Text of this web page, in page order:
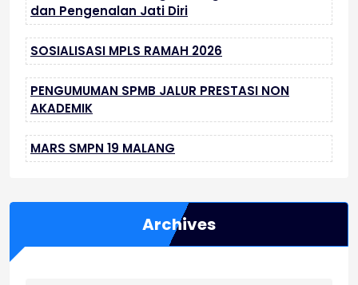
dan Pengenalan Jati Diri
SOSIALISASI MPLS RAMAH 2026
PENGUMUMAN SPMB JALUR PRESTASI NON
AKADEMIK
MARS SMPN 19 MALANG
Archives